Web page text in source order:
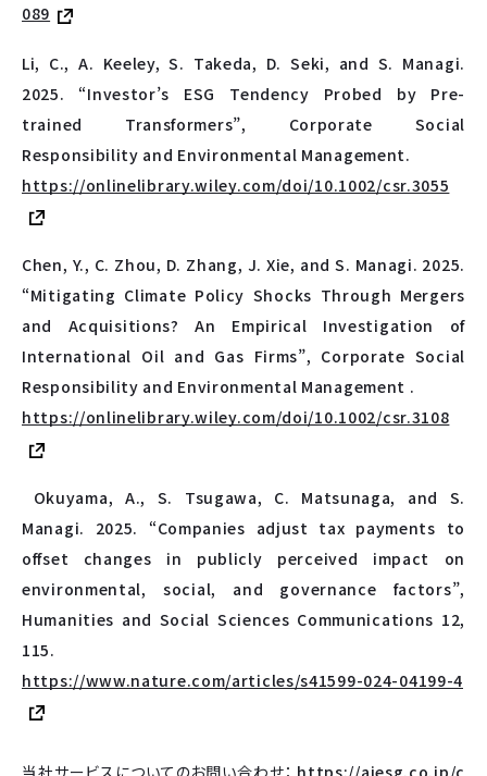
089
Li, C., A. Keeley, S. Takeda, D. Seki, and S. Managi.
2025. “Investor’s ESG Tendency Probed by Pre-
trained Transformers”, Corporate Social
Responsibility and Environmental Management.
https://onlinelibrary.wiley.com/doi/10.1002/csr.3055
Chen, Y., C. Zhou, D. Zhang, J. Xie, and S. Managi. 2025.
“Mitigating Climate Policy Shocks Through Mergers
and Acquisitions? An Empirical Investigation of
International Oil and Gas Firms”, Corporate Social
Responsibility and Environmental Management .
https://onlinelibrary.wiley.com/doi/10.1002/csr.3108
Okuyama, A., S. Tsugawa, C. Matsunaga, and S.
Managi. 2025. “Companies adjust tax payments to
offset changes in publicly perceived impact on
environmental, social, and governance factors”,
Humanities and Social Sciences Communications 12,
115.
https://www.nature.com/articles/s41599-024-04199-4
当社サービスについてのお問い合わせ： https://aiesg.co.jp/c